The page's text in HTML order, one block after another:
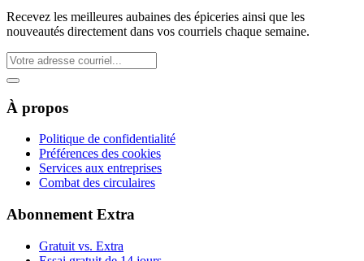
Recevez les meilleures aubaines des épiceries ainsi que les
nouveautés directement dans vos courriels chaque semaine.
À propos
Politique de confidentialité
Préférences des cookies
Services aux entreprises
Combat des circulaires
Abonnement Extra
Gratuit vs. Extra